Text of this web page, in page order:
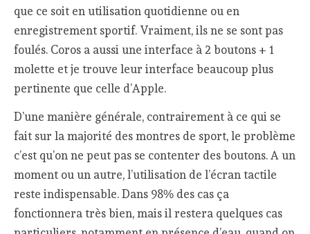
que ce soit en utilisation quotidienne ou en
enregistrement sportif. Vraiment, ils ne se sont pas
foulés. Coros a aussi une interface à 2 boutons + 1
molette et je trouve leur interface beaucoup plus
pertinente que celle d’Apple.
D’une manière générale, contrairement à ce qui se
fait sur la majorité des montres de sport, le problème
c’est qu’on ne peut pas se contenter des boutons. A un
moment ou un autre, l’utilisation de l’écran tactile
reste indispensable. Dans 98% des cas ça
fonctionnera très bien, mais il restera quelques cas